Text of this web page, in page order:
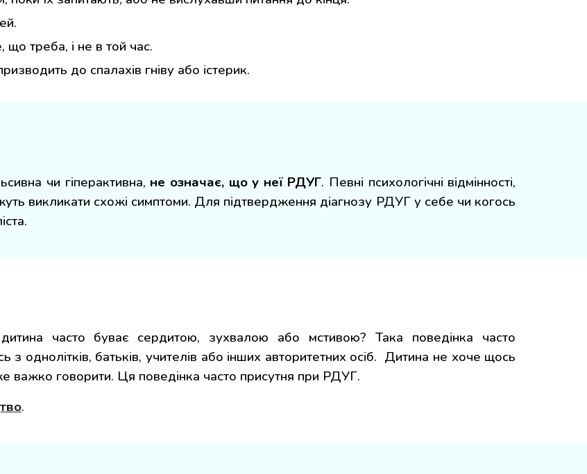
що треба, і не в той час.
до спалахів гніву або істерик.
чи гіперактивна, не означає, що у неї РДУГ. Певні психологічні відмінності,
викликати схожі симптоми. Для підтвердження діагнозу РДУГ у себе чи когось
часто буває сердитою, зухвалою або мстивою? Така поведінка часто
з однолітків, батьків, учителів або інших авторитетних осіб. Дитина не хоче щось
важко говорити. Ця поведінка часто присутня при РДУГ.
.